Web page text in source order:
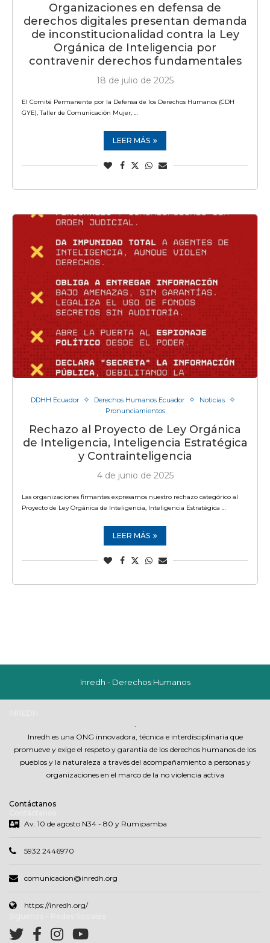
Organizaciones en defensa de
derechos digitales presentan demanda
de inconstitucionalidad contra la Ley
Orgánica de Inteligencia por
contravenir derechos fundamentales
18 de julio de 2025
El Comité Permanente por la Defensa de los Derechos Humanos (CDH
GYE), Taller de Comunicación Mujer, …
LEER MÁS
DDHH Ecuador Derechos Humanos Ecuador
Noticias
Pronunciamientos
Rechazo al Proyecto de Ley Orgánica
de Inteligencia, Inteligencia Estratégica
y Contrainteligencia
4 de junio de 2025
Las organizaciones firmantes expresamos nuestro rechazo categórico al
Proyecto de Ley Orgánica de Inteligencia, Inteligencia Estratégica …
LEER MÁS
Inredh - Derechos Humanos
Inredh es una ONG innovadora, técnica e interdisciplinaria que
promueve y exige el respeto y garantia de los derechos humanos de los
pueblos y la naturaleza a través del acompañamiento a personas y
organizaciones en el marco de la no violencia activa
Contáctanos
Av. 10 de agosto N34 - 80 y Rumipamba
5932 2446970
comunicacion@inredh.org
https://inredh.org/